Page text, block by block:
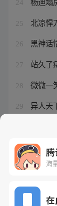
24
25 北凉悍
26 黑神话
27 站久了
28 微微一
29 异人天
海